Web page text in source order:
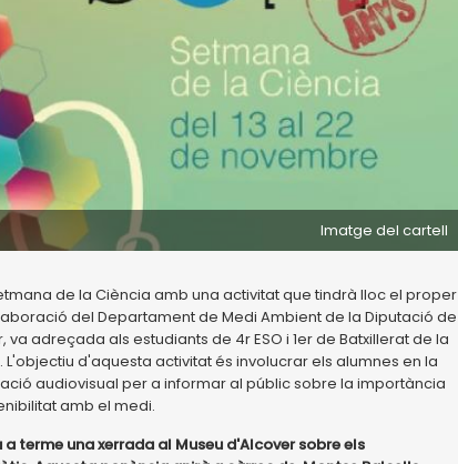
Imatge del cartell
de la Ciència amb una activitat que tindrà lloc el proper
del Departament de Medi Ambient de la Diputació de
adreçada als estudiants de 4r ESO i 1er de Batxillerat de la
d'aquesta activitat és involucrar els alumnes en la
audiovisual per a informar al públic sobre la importància
amb el medi.
terme una xerrada al Museu d'Alcover sobre els